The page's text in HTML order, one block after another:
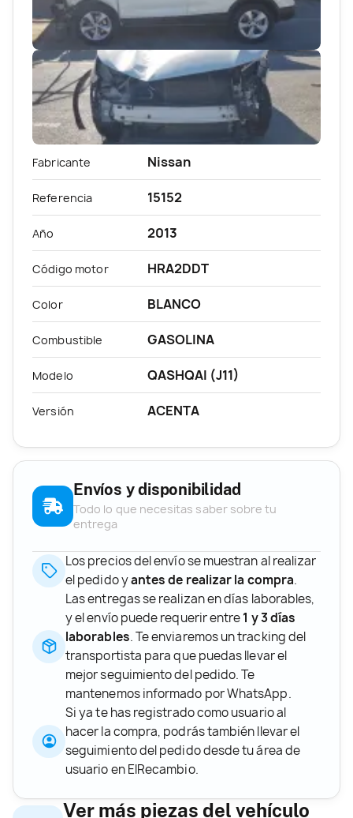
Fabricante Nissan
Referencia 15152
Año 2013
Código motor HRA2DDT
Color BLANCO
Combustible GASOLINA
Modelo QASHQAI (J11)
Versión ACENTA
Envíos y disponibilidad
Todo lo que necesitas saber sobre tu
entrega
Los precios del envío se muestran al realizar
el pedido yantes de realizar la compra.
Las entregas se realizan en días laborables,
y el envío puede requerir entre1 y 3 días
laborables. Te enviaremos un tracking del
transportista para que puedas llevar el
mejor seguimiento del pedido. Te
mantenemos informado por WhatsApp.
Si ya te has registrado como usuario al
hacer la compra, podrás también llevar el
seguimiento del pedido desde tu área de
usuario en ElRecambio.
Ver más piezas del vehículo